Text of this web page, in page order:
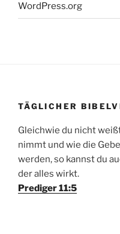
WordPress.org
TÄGLICHER
Gleichwie du nicht
nimmt und wie die
werden, so kannst du
der alles wirkt.
Prediger 11:5